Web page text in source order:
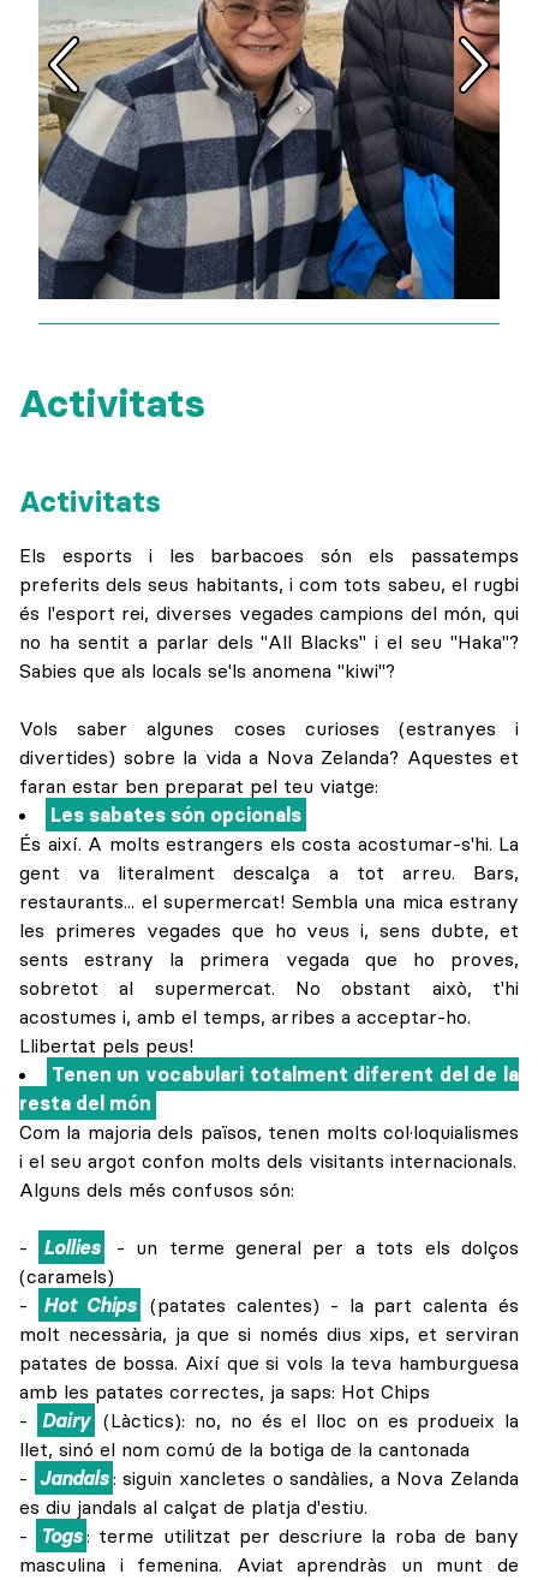
Activitats
Activitats
Els esports i les barbacoes són els passatemps
preferits dels seus habitants, i com tots sabeu, el rugbi
és l'esport rei, diverses vegades campions del món, qui
no ha sentit a parlar dels "All Blacks" i el seu "Haka"?
Sabies que als locals se'ls anomena "kiwi"?
Vols saber algunes coses curioses (estranyes i
divertides) sobre la vida a Nova Zelanda? Aquestes et
faran estar ben preparat pel teu viatge:
Les sabates són opcionals
És així. A molts estrangers els costa acostumar-s'hi. La
gent va literalment descalça a tot arreu. Bars,
restaurants... el supermercat! Sembla una mica estrany
les primeres vegades que ho veus i, sens dubte, et
sents estrany la primera vegada que ho proves,
sobretot al supermercat. No obstant això, t'hi
acostumes i, amb el temps, arribes a acceptar-ho.
Llibertat pels peus!
Tenen un vocabulari totalment diferent del de la
resta del món
Com la majoria dels països, tenen molts col·loquialismes
i el seu argot confon molts dels visitants internacionals.
Alguns dels més confusos són:
- Lollies
- un terme general per a tots els dolços
(caramels)
-
Hot Chips
(patates calentes) - la part calenta és
molt necessària, ja que si només dius xips, et serviran
patates de bossa. Així que si vols la teva hamburguesa
amb les patates correctes, ja saps: Hot Chips
-
Dairy (Làctics): no, no és el lloc on es produeix la
llet, sinó el nom comú de la botiga de la cantonada
- Jandals : siguin xancletes o sandàlies, a Nova Zelanda
es diu jandals al calçat de platja d'estiu.
-
Togs : terme utilitzat per descriure la roba de bany
masculina i femenina. Aviat aprendràs un munt de